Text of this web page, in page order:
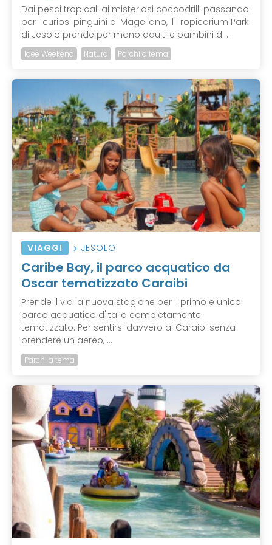
Dai pesci tropicali ai misteriosi coccodrilli passando
per i curiosi pinguini di Magellano, il Tropicarium Park
di Jesolo prende per mano adulti e bambini di ...
Idee Weekend Natura Parchi a tema
VIAGGI JESOLO
Caribe Bay, il parco acquatico da
Oscar tematizzato Caraibi
Prende il via la nuova stagione per il primo e unico
parco acquatico d'Italia completamente
tematizzato. Per sentirsi davvero ai Caraibi senza
prendere un aereo, ...
Parchi a tema